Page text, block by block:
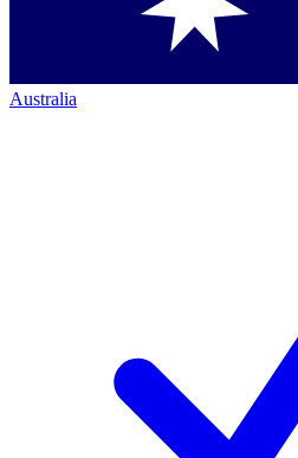
Australia